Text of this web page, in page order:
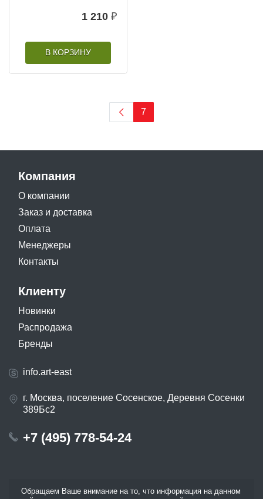
1 210 ₽
В КОРЗИНУ
7
Компания
О компании
Заказ и доставка
Оплата
Менеджеры
Контакты
Клиенту
Новинки
Распродажа
Бренды
info.art-east
г. Москва, поселение Сосенское, Деревня Сосенки
389Бс2
+7 (495) 778-54-24
Обращаем Ваше внимание на то, что информация на данном